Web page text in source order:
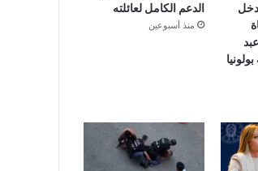
الدعم الكامل لعائلته
منذ أسبوعين